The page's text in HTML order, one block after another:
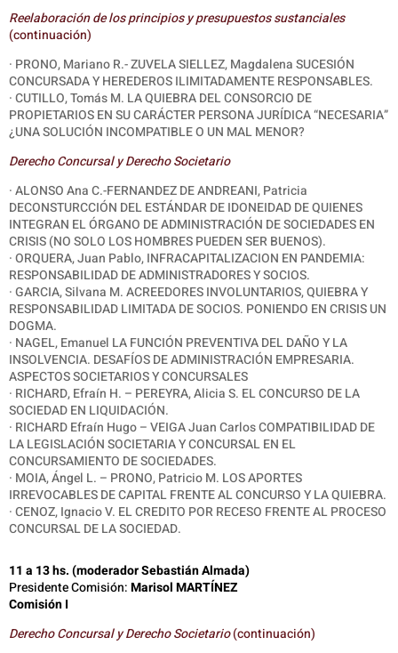
Reelaboración de los principios y presupuestos sustanciales
(continuación)
· PRONO, Mariano R.- ZUVELA SIELLEZ, Magdalena SUCESIÓN
CONCURSADA Y HEREDEROS ILIMITADAMENTE RESPONSABLES.
· CUTILLO, Tomás M. LA QUIEBRA DEL CONSORCIO DE
PROPIETARIOS EN SU CARÁCTER PERSONA JURÍDICA “NECESARIA”
¿UNA SOLUCIÓN INCOMPATIBLE O UN MAL MENOR?
Derecho Concursal y Derecho Societario
· ALONSO Ana C.-FERNANDEZ DE ANDREANI, Patricia
DECONSTURCCIÓN DEL ESTÁNDAR DE IDONEIDAD DE QUIENES
INTEGRAN EL ÓRGANO DE ADMINISTRACIÓN DE SOCIEDADES EN
CRISIS (NO SOLO LOS HOMBRES PUEDEN SER BUENOS).
· ORQUERA, Juan Pablo, INFRACAPITALIZACION EN PANDEMIA:
RESPONSABILIDAD DE ADMINISTRADORES Y SOCIOS.
·GARCIA, Silvana M. ACREEDORES INVOLUNTARIOS, QUIEBRA Y
RESPONSABILIDAD LIMITADA DE SOCIOS. PONIENDO EN CRISIS UN
DOGMA.
· NAGEL, Emanuel LA FUNCIÓN PREVENTIVA DEL DAÑO Y LA
INSOLVENCIA. DESAFÍOS DE ADMINISTRACIÓN EMPRESARIA.
ASPECTOS SOCIETARIOS Y CONCURSALES
· RICHARD, Efraín H. – PEREYRA, Alicia S. EL CONCURSO DE LA
SOCIEDAD EN LIQUIDACIÓN.
· RICHARD Efraín Hugo – VEIGA Juan Carlos COMPATIBILIDAD DE
LA LEGISLACIÓN SOCIETARIA Y CONCURSAL EN EL
CONCURSAMIENTO DE SOCIEDADES.
· MOIA, Ángel L. – PRONO, Patricio M. LOS APORTES
IRREVOCABLES DE CAPITAL FRENTE AL CONCURSO Y LA QUIEBRA.
· CENOZ, Ignacio V. EL CREDITO POR RECESO FRENTE AL PROCESO
CONCURSAL DE LA SOCIEDAD.
11 a 13 hs. (moderador Sebastián Almada)
Presidente Comisión:Marisol MARTÍNEZ
Comisión I
Derecho Concursal y Derecho Societario(continuación)